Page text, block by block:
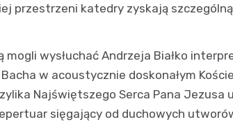
przestrzeni katedry zyskają szczególną
mogli wysłuchać Andrzeja Białko
w acoustycznie doskonałym
Najświętszego Serca Pana Jezusa
sięgający od duchowych